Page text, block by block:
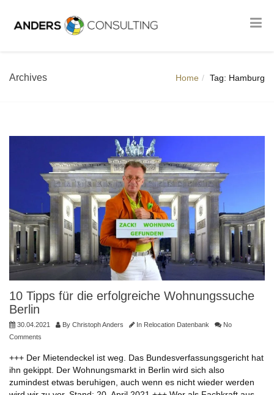
Archives Home Tag: Hamburg
10 Tipps für die erfolgreiche Wohnungssuche
Berlin
30.04.2021 By Christoph Anders In Relocation Datenbank
No
Comments
+++ Der Mietendeckel ist weg. Das Bundesverfassungsgericht hat
ihn gekippt. Der Wohnungsmarkt in Berlin wird sich also
zumindest etwas beruhigen, auch wenn es nicht wieder werden